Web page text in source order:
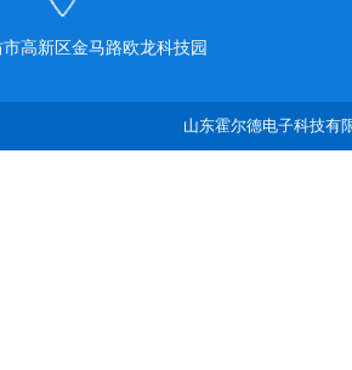
高新区金马路欧龙科技园
山东霍尔德电子科技有